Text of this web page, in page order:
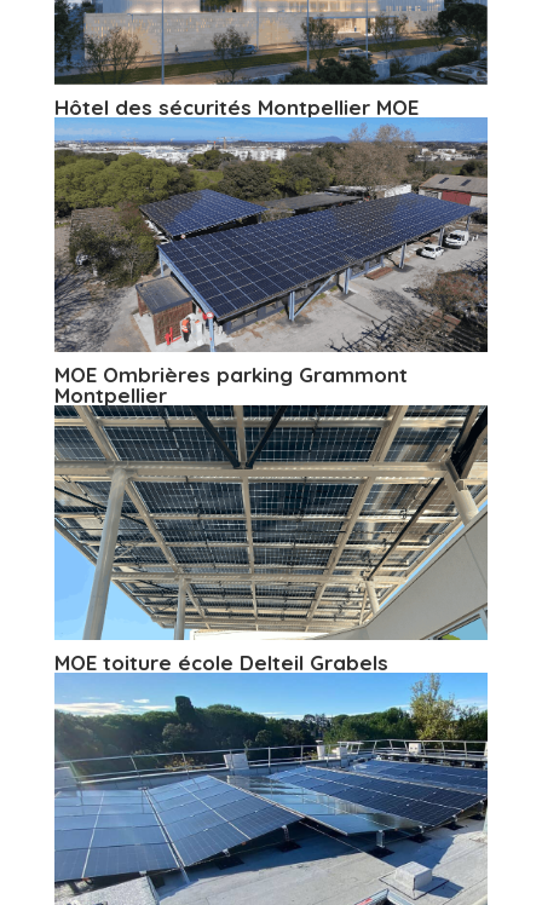
Hôtel des sécurités Montpellier MOE
MOE Ombrières parking Grammont
Montpellier
MOE toiture école Delteil Grabels